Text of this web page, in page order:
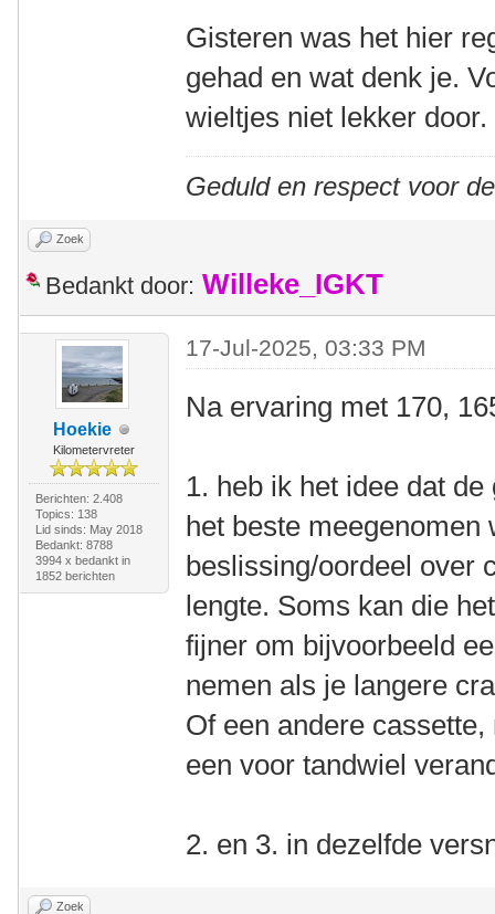
Gisteren was het hier
gehad en wat denk je.
wieltjes niet lekker door.
Geduld en respect voor
Zoek
Bedankt door: Willeke_IGKT
Hoekie
Kilometervreter
Berichten: 2.408
Topics: 138
Lid sinds: May 2018
Bedankt: 8788
3994 x bedankt in
1852 berichten
17-Jul-2025, 03:33 PM
Na ervaring met 170,
1. heb ik het idee dat
het beste meegenomen
beslissing/oordeel over
lengte. Soms kan die
fijner om bijvoorbeeld
nemen als je langere
Of een andere
een voor tandwiel
2. en 3. in dezelfde
Zoek